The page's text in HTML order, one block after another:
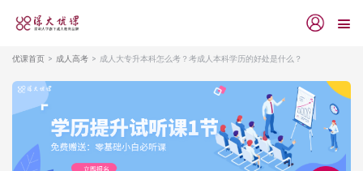
优课首页 成人高考 成人大专升本科怎么考？考成人本科学历的好处是什么？